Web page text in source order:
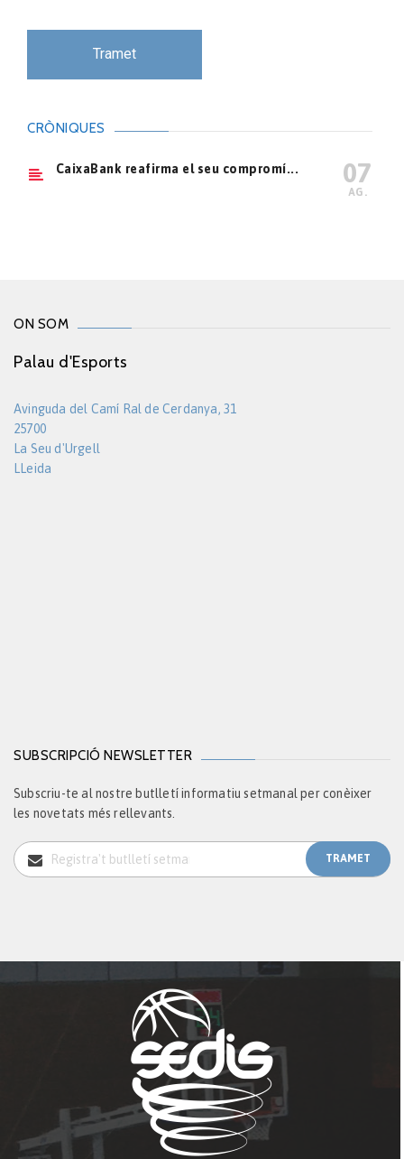
CRÒNIQUES
CaixaBank reafirma el seu compromí... 07
AG.
ON SOM
Palau d'Esports
Avinguda del Camí Ral de Cerdanya, 31
25700
La Seu d'Urgell
LLeida
SUBSCRIPCIÓ NEWSLETTER
Subscriu-te al nostre butlletí informatiu setmanal per conèixer
les novetats més rellevants.